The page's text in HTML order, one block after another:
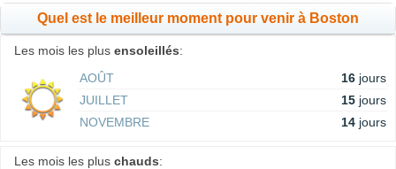
Quel est le meilleur moment pour venir à Boston
Les mois les plus ensoleillés:
AOÛT
16 jours
JUILLET
15 jours
NOVEMBRE
14 jours
Les mois les plus chauds: